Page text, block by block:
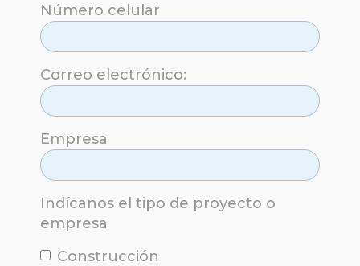
Número celular
Correo electrónico:
Empresa
Indícanos el tipo de proyecto o
empresa
Construcción